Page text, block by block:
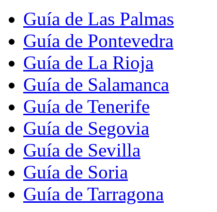
Guía de Las Palmas
Guía de Pontevedra
Guía de La Rioja
Guía de Salamanca
Guía de Tenerife
Guía de Segovia
Guía de Sevilla
Guía de Soria
Guía de Tarragona